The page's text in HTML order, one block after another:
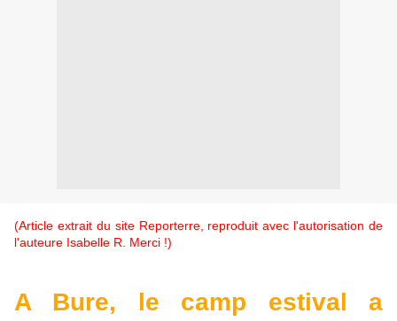
(Article extrait du site Reporterre, reproduit avec l'autorisation de
l'auteure Isabelle R. Merci !)
A Bure, le camp estival a